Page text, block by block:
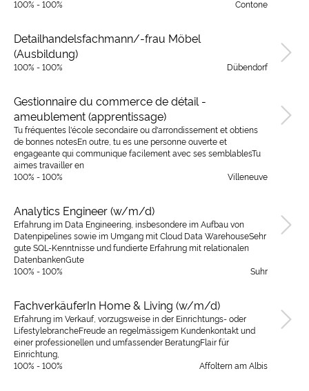
100% - 100%
Contone
Detailhandelsfachmann/-frau Möbel
(Ausbildung)
100% - 100% Dübendorf
Gestionnaire du commerce de détail -
ameublement (apprentissage)
Tu fréquentes l'école secondaire ou d'arrondissement et obtiens
de bonnes notesEn outre, tu es une personne ouverte et
engageante qui communique facilement avec ses semblablesTu
aimes travailler en
100% - 100%
Villeneuve
Analytics Engineer (w/m/d)
Erfahrung im Data Engineering, insbesondere im Aufbau von
Datenpipelines sowie im Umgang mit Cloud Data WarehouseSehr
gute SQL-Kenntnisse und fundierte Erfahrung mit relationalen
DatenbankenGute
100% - 100%
Suhr
FachverkäuferIn Home & Living (w/m/d)
Erfahrung im Verkauf, vorzugsweise in der Einrichtungs- oder
LifestylebrancheFreude an regelmässigem Kundenkontakt und
einer professionellen und umfassender BeratungFlair für
Einrichtung,
100% - 100%
Affoltern am Albis